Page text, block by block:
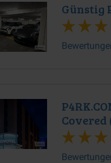
Günstig
Covered